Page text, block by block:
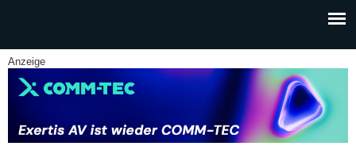
Anzeige